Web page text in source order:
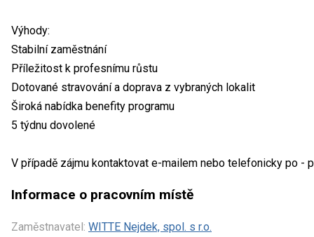
Výhody:
Stabilní zaměstnání
Příležitost k profesnímu růstu
Dotované stravování a doprava z vybraných lokalit
Široká nabídka benefity programu
5 týdnu dovolené
V případě zájmu kontaktovat e-mailem nebo telefonicky po -
Informace o pracovním místě
Zaměstnavatel: WITTE Nejdek, spol. s r.o.